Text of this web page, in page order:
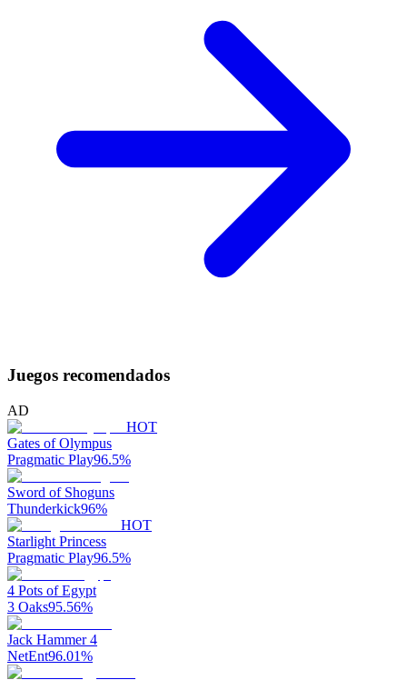
Juegos recomendados
AD
HOT
Gates of Olympus
Pragmatic Play96.5%
Sword of Shoguns
Thunderkick96%
HOT
Starlight Princess
Pragmatic Play96.5%
4 Pots of Egypt
3 Oaks95.56%
Jack Hammer 4
NetEnt96.01%